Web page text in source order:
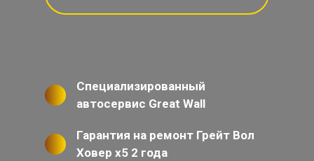
Специализированный
автосервис Great Wall
Гарантия на ремонт Грейт Вол
Ховер х5 2 года